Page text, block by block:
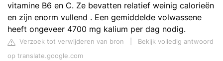
vitamine B6 en C. Ze bevatten relatief weinig calorieën
en zijn enorm vullend . Een gemiddelde volwassene
heeft ongeveer 4700 mg kalium per dag nodig.
Verzoek tot verwijderen van bron
Bekijk volledig antwoord
op translate.google.com